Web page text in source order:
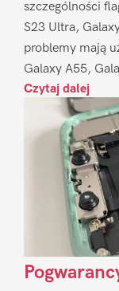
szczególności
S23 Ultra,
problemy mają
Galaxy A55,
Czytaj dalej